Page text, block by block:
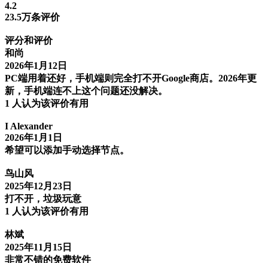
4.2
23.5万条评价
评分和评价
和尚
2026年1月12日
PC端用着还好，手机端则完全打不开Google商店。2026年更
新，手机端连不上这个问题还没解决。
1 人认为该评价有用
I Alexander
2026年1月1日
希望可以添加手动选择节点。
鸟山风
2025年12月23日
打不开，垃圾玩意
1 人认为该评价有用
林斌
2025年11月15日
非常不错的免费软件